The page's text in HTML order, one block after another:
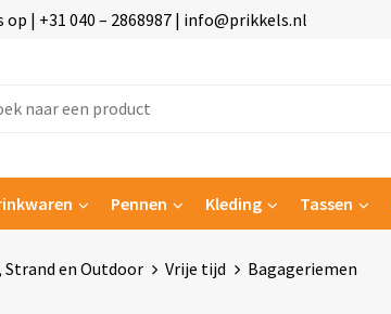
| +31 040 – 2868987 | info@prikkels.nl
Pennen Kleding Tassen
en Outdoor Vrije tijd Bagageriemen